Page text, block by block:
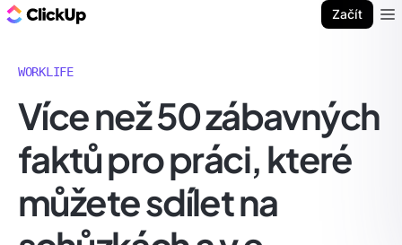
Začít
WORKLIFE
Více než 50 zábavných
faktů pro práci, které
můžete sdílet na